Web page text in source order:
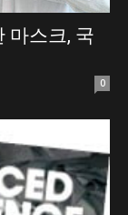
마스크, 국
0